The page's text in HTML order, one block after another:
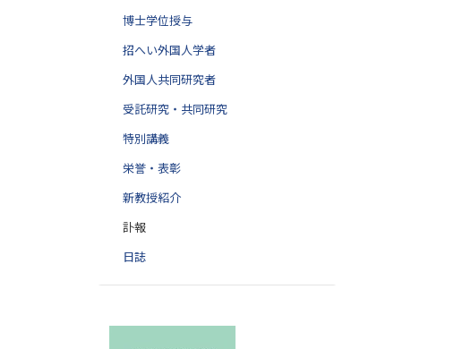
博士学位授与
招へい外国人学者
外国人共同研究者
受託研究・共同研究
特別講義
栄誉・表彰
新教授紹介
訃報
日誌